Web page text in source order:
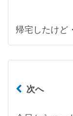
帰宅したけど
次へ